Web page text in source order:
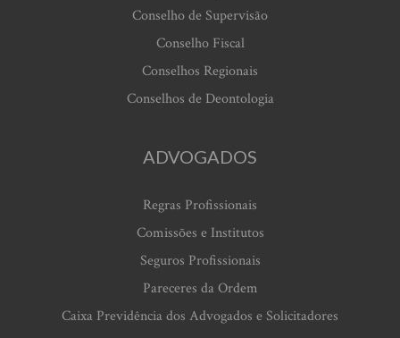
Conselho de Supervisão
Conselho Fiscal
Conselhos Regionais
Conselhos de Deontologia
ADVOGADOS
Regras Profissionais
Comissões e Institutos
Seguros Profissionais
Pareceres da Ordem
Caixa Previdência dos Advogados e Solicitadores